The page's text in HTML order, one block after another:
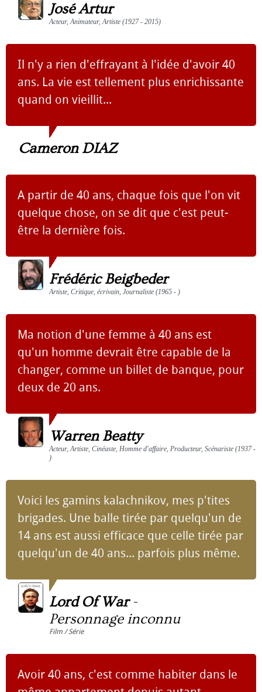
José Artur
Acteur, Animateur, Artiste (1927 - 2015)
Il n'y a rien d'effrayant à l'idée d'avoir 40
ans. La vie est tellement plus enrichissante
quand on vieillit...
Cameron DIAZ
A partir de 40 ans, chaque fois que l'on vit
quelque chose, on se dit que c'est peut-
être la dernière fois.
Frédéric Beigbeder
Artiste, Critique, écrivain, Journaliste (1965 - )
Ma notion d'une femme à 40 ans est
qu'un homme devrait être capable de la
changer, comme un billet de banque, pour
deux de 20 ans.
Warren Beatty
Acteur, Artiste, Cinéaste, Homme d'affaire, Producteur, Scénariste (1937 -
)
Voici les gamins kalachnikov, mes p'tites
brigades. Une balle tirée par quelqu'un de
14 ans est aussi efficace que celle tirée par
quelqu'un de 40 ans... parfois plus même.
Lord Of War-
Personnage inconnu
Film / Série
Avoir 40 ans, c'est comme habiter dans le